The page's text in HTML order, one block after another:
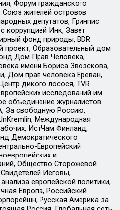
Форум гражданского
Союз жителей островов
депутатов, Гринпис
коррупцией Инк, Завет
фонд природы, BDR
проект, Образовательный дом
Дом Прав Человека,
имени Бориса Звозскова,
Дом прав человека Ереван,
дикого лосося, TVR
исследований им
объединение журналистов
За свободную Россию,
Международная
ИстЧам Финланд,
Демократического
Европейский
и
Общество Сторожевой
Иеговы,
европейской политики,
Европа, Российский
Русская Америка за